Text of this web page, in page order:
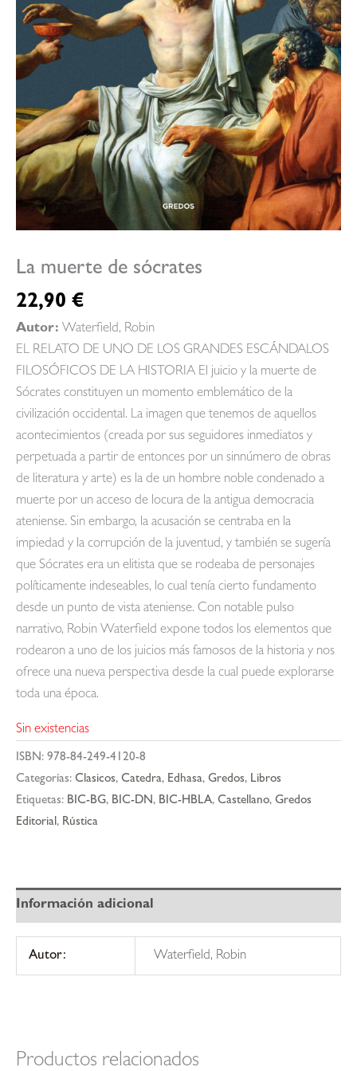
La muerte de sócrates
22,90 €
Autor: Waterfield, Robin
EL RELATO DE UNO DE LOS GRANDES ESCÁNDALOS
FILOSÓFICOS DE LA HISTORIA El juicio y la muerte de
Sócrates constituyen un momento emblemático de la
civilización occidental. La imagen que tenemos de aquellos
acontecimientos (creada por sus seguidores inmediatos y
perpetuada a partir de entonces por un sinnúmero de obras
de literatura y arte) es la de un hombre noble condenado a
muerte por un acceso de locura de la antigua democracia
ateniense. Sin embargo, la acusación se centraba en la
impiedad y la corrupción de la juventud, y también se sugería
que Sócrates era un elitista que se rodeaba de personajes
políticamente indeseables, lo cual tenía cierto fundamento
desde un punto de vista ateniense. Con notable pulso
narrativo, Robin Waterfield expone todos los elementos que
rodearon a uno de los juicios más famosos de la historia y nos
ofrece una nueva perspectiva desde la cual puede explorarse
toda una época.
Sin existencias
ISBN: 978-84-249-4120-8
Categorías: Clasicos, Catedra, Edhasa, Gredos, Libros
Etiquetas: BIC-BG, BIC-DN, BIC-HBLA, Castellano, Gredos
Editorial, Rústica
Información adicional
Autor: Waterfield, Robin
Productos relacionados